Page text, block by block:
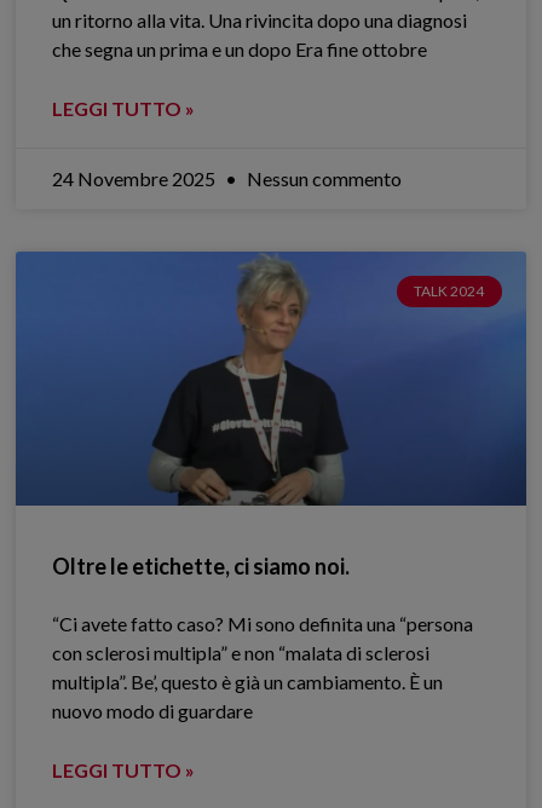
un ritorno alla vita. Una rivincita dopo una diagnosi
che segna un prima e un dopo Era fine ottobre
LEGGI TUTTO »
24 Novembre 2025 Nessun commento
TALK 2024
Oltre le etichette, ci siamo noi.
“Ci avete fatto caso? Mi sono definita una “persona
con sclerosi multipla” e non “malata di sclerosi
multipla”. Be’, questo è già un cambiamento. È un
nuovo modo di guardare
LEGGI TUTTO »